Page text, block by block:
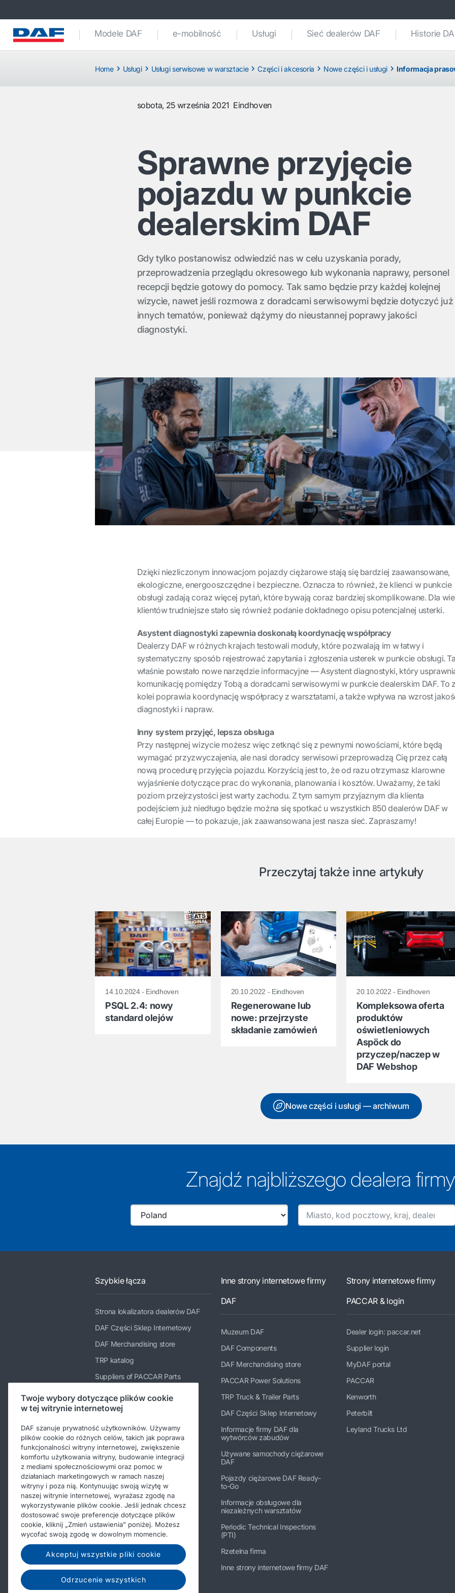
Modele DAF e-mobilność Usługi Sieć dealerów DAF Historie
Home Usługi Usługi serwisowe w warsztacie Części i akcesoria Nowe części i usługi Informacja
sobota, 25 września 2021 Eindhoven
Sprawne przyjęcie
pojazdu w punkcie
dealerskim DAF
Gdy tylko postanowisz odwiedzić nas w celu uzyskania porady,
przeprowadzenia przeglądu okresowego lub wykonania naprawy, personel
recepcji będzie gotowy do pomocy. Tak samo będzie przy każdej kolejnej
wizycie, nawet jeśli rozmowa z doradcami serwisowymi będzie dotyczyć już
innych tematów, ponieważ dążymy do nieustannej poprawy jakości
diagnostyki.
Dzięki niezliczonym innowacjom pojazdy ciężarowe stają się bardziej zaawansowane,
ekologiczne, energooszczędne i bezpieczne. Oznacza to również, że klienci w punkcie
obsługi zadają coraz więcej pytań, które bywają coraz bardziej skomplikowane. Dla
klientów trudniejsze stało się również podanie dokładnego opisu potencjalnej usterki.
Asystent diagnostyki zapewnia doskonałą koordynację współpracy
Dealerzy DAF w różnych krajach testowali moduły, które pozwalają im w łatwy i
systematyczny sposób rejestrować zapytania i zgłoszenia usterek w punkcie obsługi.
właśnie powstało nowe narzędzie informacyjne — Asystent diagnostyki, który
komunikację pomiędzy Tobą a doradcami serwisowymi w punkcie dealerskim DAF. To
kolei poprawia koordynację współpracy z warsztatami, a także wpływa na wzrost
diagnostyki i napraw.
Inny system przyjęć, lepsza obsługa
Przy następnej wizycie możesz więc zetknąć się z pewnymi nowościami, które będą
wymagać przyzwyczajenia, ale nasi doradcy serwisowi przeprowadzą Cię przez całą
nową procedurę przyjęcia pojazdu. Korzyścią jest to, że od razu otrzymasz klarowne
wyjaśnienie dotyczące prac do wykonania, planowania i kosztów. Uważamy, że taki
poziom przejrzystości jest warty zachodu. Z tym samym przyjaznym dla klienta
podejściem już niedługo będzie można się spotkać u wszystkich 850 dealerów DAF w
całej Europie — to pokazuje, jak zaawansowana jest nasza sieć. Zapraszamy!
Przeczytaj także inne artykuły
14.10.2024 - Eindhoven
PSQL 2.4: nowy
standard olejów
20.10.2022 - Eindhoven
Regenerowane lub
nowe: przejrzyste
składanie zamówień
20.10.2022 - Eindhoven
Kompleksowa oferta
produktów
oświetleniowych
Aspöck do
przyczep/naczep w
DAF Webshop
Nowe części i usługi — archiwum
Znajdź najbliższego dealera
Szybkie łącza
Strona lokalizatora dealerów DAF
DAF Części Sklep Internetowy
DAF Merchandising store
TRP katalog
Suppliers of PACCAR Parts
paccarparts.com
Warranty conditions
Inne strony internetowe firmy
DAF
Muzeum DAF
DAF Components
DAF Merchandising store
PACCAR Power Solutions
TRP Truck & Trailer Parts
DAF Części Sklep Internetowy
Informacje firmy DAF dla
wytwórców zabudów
Używane samochody ciężarowe
DAF
Pojazdy ciężarowe DAF Ready-
to-Go
Informacje obsługowe dla
niezależnych warsztatów
Periodic Technical Inspections
(PTI)
Rzetelna firma
Inne strony internetowe firmy DAF
Strony internetowe firmy
PACCAR & login
Dealer login: paccar.net
Supplier login
MyDAF portal
PACCAR
Kenworth
Peterbilt
Leyland Trucks Ltd
Twoje wybory dotyczące plików cookie
w tej witrynie internetowej
DAF szanuje prywatność użytkowników. Używamy
plików cookie do różnych celów, takich jak poprawa
funkcjonalności witryny internetowej, zwiększenie
komfortu użytkowania witryny, budowanie integracji
z mediami społecznościowymi oraz pomoc w
działaniach marketingowych w ramach naszej
witryny i poza nią. Kontynuując swoją wizytę w
naszej witrynie internetowej, wyrażasz zgodę na
wykorzystywanie plików cookie. Jeśli jednak chcesz
dostosować swoje preferencje dotyczące plików
cookie, kliknij „Zmień ustawienia” poniżej. Możesz
wycofać swoją zgodę w dowolnym momencie.
Akceptuj wszystkie pliki cookie
Odrzucenie wszystkich